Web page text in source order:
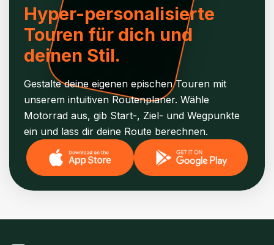
Hyper-personalisierte
Touren für dich und
deinen Stil.
Gestalte deine eigenen epischen Touren mit
unserem intuitiven Routenplaner. Wähle
Motorrad aus, gib Start-, Ziel- und Wegpunkte
ein und lass dir deine Route berechnen.